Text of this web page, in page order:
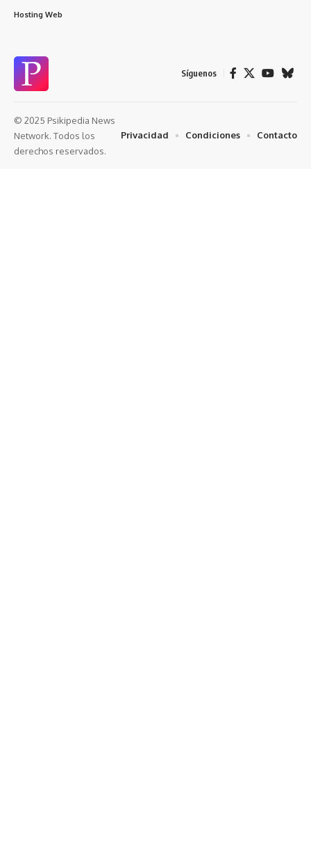
Hosting Web
Síguenos
© 2025 Psikipedia News
Network. Todos los
derechos reservados.
Privacidad Condiciones Contacto